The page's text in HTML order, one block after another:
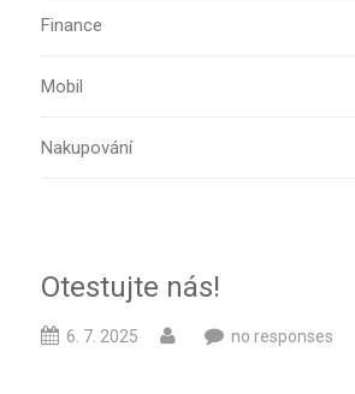
Finance
Mobil
Nakupování
Otestujte nás!
6. 7. 2025 no responses